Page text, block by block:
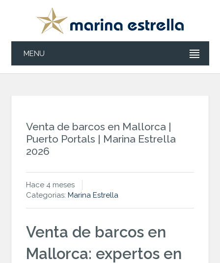
MENU
Venta de barcos en Mallorca |
Puerto Portals | Marina Estrella
2026
Hace 4 meses
Categorias:Marina Estrella
Venta de barcos en
Mallorca: expertos en